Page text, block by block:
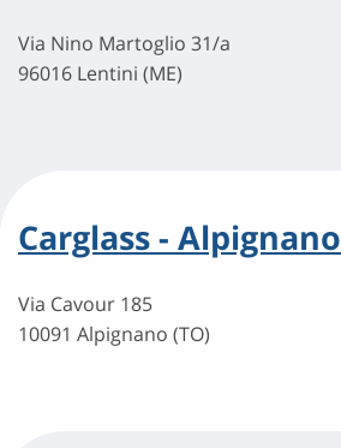
Via Nino Martoglio 31/a
96016 Lentini (ME)
Carglass - Alpignano
Via Cavour 185
10091 Alpignano (TO)